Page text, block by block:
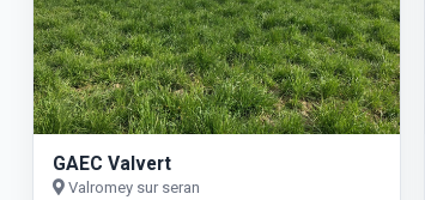
GAEC Valvert
Valromey sur seran